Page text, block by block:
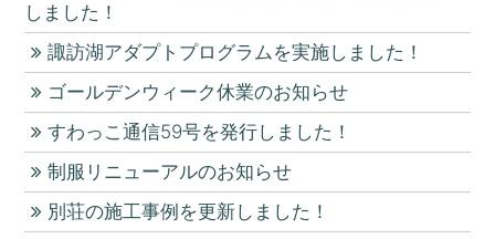
しました！
諏訪湖アダプトプログラムを実施しました！
ゴールデンウィーク休業のお知らせ
すわっこ通信59号を発行しました！
制服リニューアルのお知らせ
別荘の施工事例を更新しました！